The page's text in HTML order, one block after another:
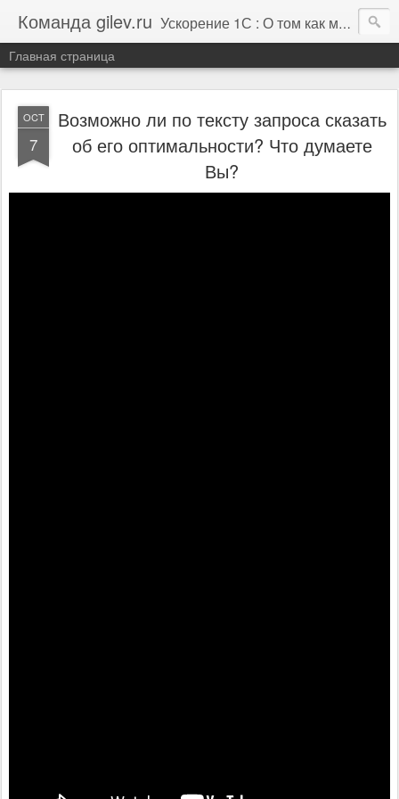
Команда gilev.ru Ускорение 1С : О том как мы это делаем. И не только про это.
Главная страница
OCT
7
Возможно ли по тексту запроса сказать
об его оптимальности? Что думаете
Вы?